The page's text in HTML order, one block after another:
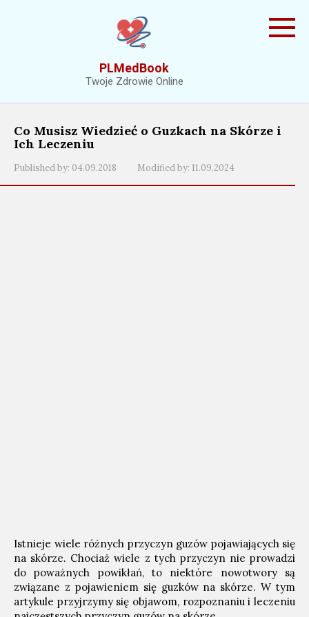
PLMedBook
Twoje Zdrowie Online
Co Musisz Wiedzieć o Guzkach na Skórze i
Ich Leczeniu
Published by: 04.09.2018 Modified by: 11.09.2024
Istnieje wiele różnych przyczyn guzów pojawiających się
na skórze. Chociaż wiele z tych przyczyn nie prowadzi
do poważnych powikłań, to niektóre nowotwory są
związane z pojawieniem się guzków na skórze. W tym
artykule przyjrzymy się objawom, rozpoznaniu i leczeniu